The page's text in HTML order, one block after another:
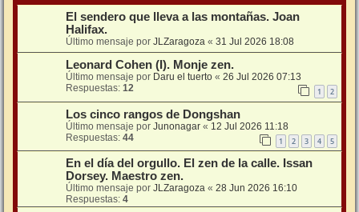
El sendero que lleva a las montañas. Joan
Halifax.
Último mensaje por JLZaragoza « 31 Jul 2026 18:08
Leonard Cohen (I). Monje zen.
Último mensaje por Daru el tuerto « 26 Jul 2026 07:13
Respuestas: 12 1 2
Los cinco rangos de Dongshan
Último mensaje por Junonagar « 12 Jul 2026 11:18
Respuestas: 44 1 2 3 4 5
En el día del orgullo. El zen de la calle. Issan
Dorsey. Maestro zen.
Último mensaje por JLZaragoza « 28 Jun 2026 16:10
Respuestas: 4